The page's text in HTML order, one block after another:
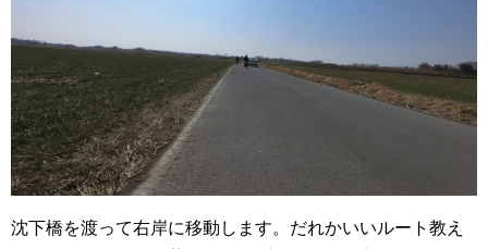
沈下橋を渡って右岸に移動します。だれかいいルート教え